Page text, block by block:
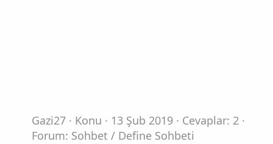
Gazi27 Konu 13 Şub 2019
Cevaplar: 2
Forum: Sohbet / Define Sohbeti